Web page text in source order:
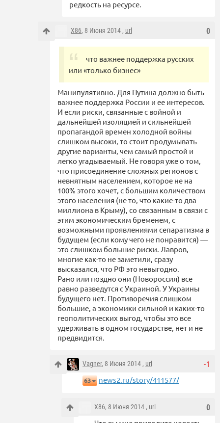
редкость на ресурсе.
0
X86, 8 Июня 2014 , url
что важнее поддержка русских
или «только бизнес»
Манипулятивно. Для Путина должно быть
важнее поддержка России и ее интересов.
И если риски, связанные с войной и
дальнейшей изоляцией и сильнейшей
пропагандой времен холодной войны
слишком высоки, то стоит продумывать
другие варианты, чем самый простой и
легко угадываемый. Не говоря уже о том,
что присоединение сложных регионов с
невнятным населением, которое не на
100% этого хочет, с большим количеством
этого населения (не то, что какие-то два
миллиона в Крыму), со связанным в связи с
этим экономическим бременем, с
возможными проявлениями сепаратизма в
будущем (если кому чего не понравится) —
это слишком большие риски. Лавров,
многие как-то не заметили, сразу
высказался, что РФ это невыгодно.
Рано или поздно они (Новороссия) все
равно разведутся с Украиной. У Украины
будущего нет. Противоречия слишком
большие, а экономики сильной и каких-то
геополитических выгод, чтобы это все
удерживать в одном государстве, нет и не
предвидится.
-1
Vagner, 8 Июня 2014 , url
63 news2.ru/story/411577/
0
X86, 8 Июня 2014 , url